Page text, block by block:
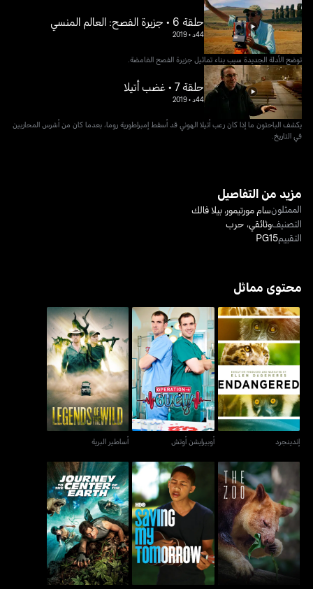
حلقة 6 • جزيرة الفصح: العالم المنسي
44د •
2019
توضح الأدلة الجديدة سبب بناء تماثيل جزيرة الفصح الغامضة.
حلقة 7 • غضب أتيلا
44د •
2019
يكشف الباحثون ما إذا كان رعب أتيلا الهوني قد أسقط إمبراطورية روما، بعدما كان من أشرس المحاربين
في التاريخ.
مزيد من التفاصيل
الممثلونسام مورتيمور،بيلا فالك
التصنيفوثائقي، حرب
التقييمPG15
محتوى مماثل
إندينجرد
إندينجرد
أوبيرايشن أوتش
أوبيرايشن أوتش
أساطير البرية
أساطير البرية
ذا زوو سايفينغ ماي تومورو
جورني تو ذا سنتر أوف ذا
إرث